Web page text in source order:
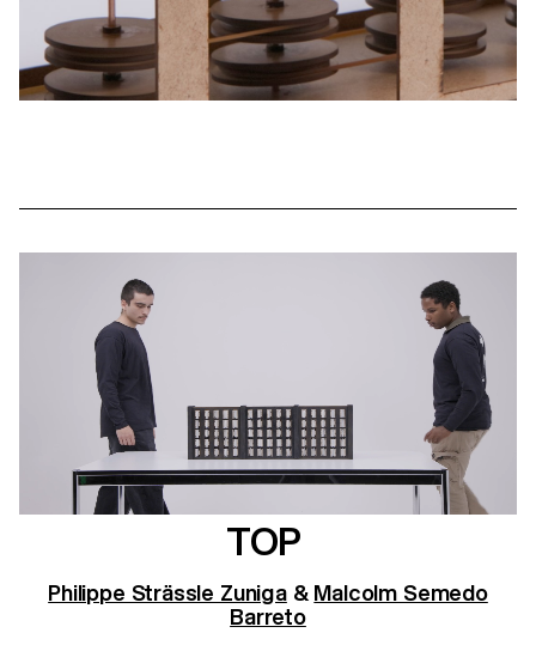
TOP
Philippe Strässle Zuniga& Malcolm Semedo
Barreto